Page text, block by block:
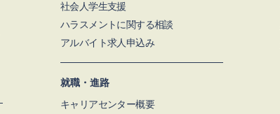
社会人学生支援
ハラスメントに関する相談
アルバイト求人申込み
就職・進路
キャリアセンター概要